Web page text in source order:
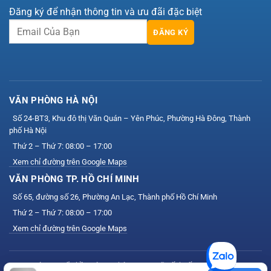
Đăng ký để nhận thông tin và ưu đãi đặc biệt
ĐĂNG KÝ
VĂN PHÒNG HÀ NỘI
Số 24-BT3, Khu đô thị Văn Quán – Yên Phúc, Phường Hà Đông, Thành
phố Hà Nội
Thứ 2 – Thứ 7: 08:00 – 17:00
Xem chỉ đường trên Google Maps
VĂN PHÒNG TP. HỒ CHÍ MINH
Số 65, đường số 26, Phường An Lạc, Thành phố Hồ Chí Minh
Thứ 2 – Thứ 7: 08:00 – 17:00
Xem chỉ đường trên Google Maps
Công ty Cổ phần Công nghệ VIS — Mã số thuế: 0111164758